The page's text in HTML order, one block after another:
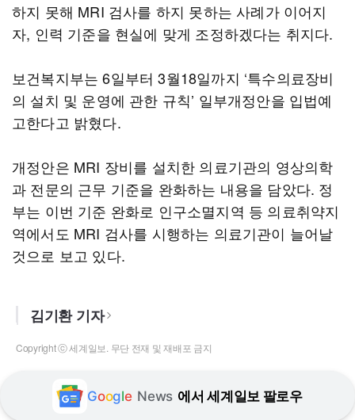
하지 못해 MRI 검사를 하지 못하는 사례가 이어지
자, 인력 기준을 현실에 맞게 조정하겠다는 취지다.
보건복지부는 6일부터 3월18일까지 ‘특수의료장비
의 설치 및 운영에 관한 규칙’ 일부개정안을 입법예
고한다고 밝혔다.
개정안은 MRI 장비를 설치한 의료기관의 영상의학
과 전문의 근무 기준을 완화하는 내용을 담았다. 정
부는 이번 기준 완화로 인구소멸지역 등 의료취약지
역에서도 MRI 검사를 시행하는 의료기관이 늘어날
것으로 보고 있다.
김기환 기자
Copyright ⓒ 세계일보. 무단 전재 및 재배포 금지
Google News 에서 세계일보 팔로우